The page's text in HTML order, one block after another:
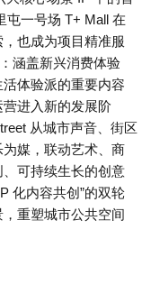
屯一号场 T+ Mall 在
也成为项目精准服
涵盖新兴消费体验
体验派的重要内容
进入新的发展阶
从城市声音、街区
媒，联动艺术、商
可持续生长的创意
化内容共创”的双轮
重塑城市公共空间